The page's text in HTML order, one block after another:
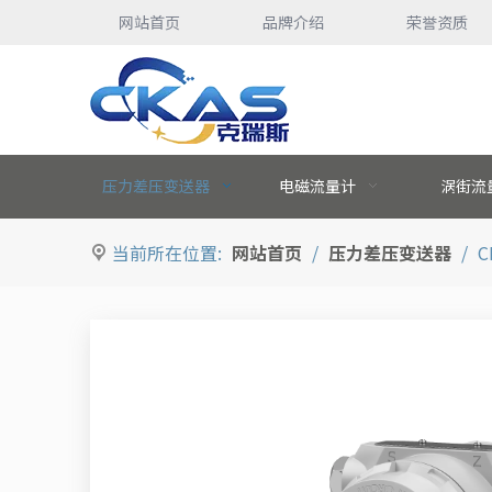
网站首页 品牌介绍 荣誉资质
压力差压变送器 电磁流量计 涡街流
当前所在位置: 网站首页 / 压力差压变送器 /